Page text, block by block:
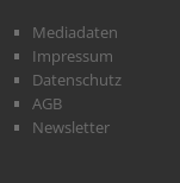
Mediadaten
Impressum
Datenschutz
AGB
Newsletter